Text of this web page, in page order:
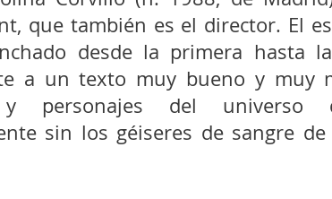
que también es el director. El
desde la primera hasta
a un texto muy bueno y muy
y personajes del universo
sin los géiseres de sangre